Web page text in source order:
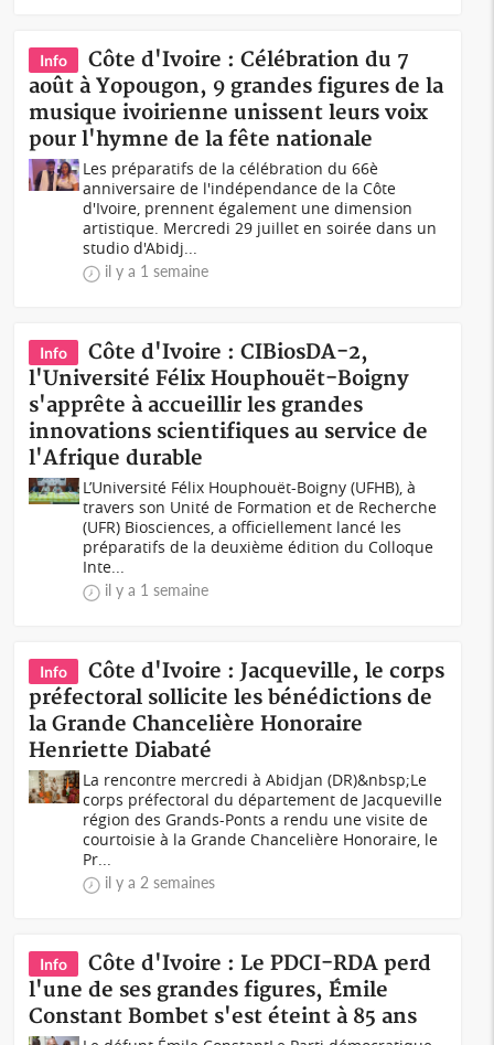
Info
Côte d'Ivoire : Célébration du 7
août à Yopougon, 9 grandes figures de la
musique ivoirienne unissent leurs voix
pour l'hymne de la fête nationale
Les préparatifs de la célébration du 66è
anniversaire de l'indépendance de la Côte
d'Ivoire, prennent également une dimension
artistique. Mercredi 29 juillet en soirée dans un
studio d'Abidj...
il y a 1 semaine
Info
Côte d'Ivoire : CIBiosDA-2,
l'Université Félix Houphouët-Boigny
s'apprête à accueillir les grandes
innovations scientifiques au service de
l'Afrique durable
L’Université Félix Houphouët-Boigny (UFHB), à
travers son Unité de Formation et de Recherche
(UFR) Biosciences, a officiellement lancé les
préparatifs de la deuxième édition du Colloque
Inte...
il y a 1 semaine
Info
Côte d'Ivoire : Jacqueville, le corps
préfectoral sollicite les bénédictions de
la Grande Chancelière Honoraire
Henriette Diabaté
La rencontre mercredi à Abidjan (DR)&nbsp;Le
corps préfectoral du département de Jacqueville
région des Grands-Ponts a rendu une visite de
courtoisie à la Grande Chancelière Honoraire, le
Pr...
il y a 2 semaines
Info
Côte d'Ivoire : Le PDCI-RDA perd
l'une de ses grandes figures, Émile
Constant Bombet s'est éteint à 85 ans